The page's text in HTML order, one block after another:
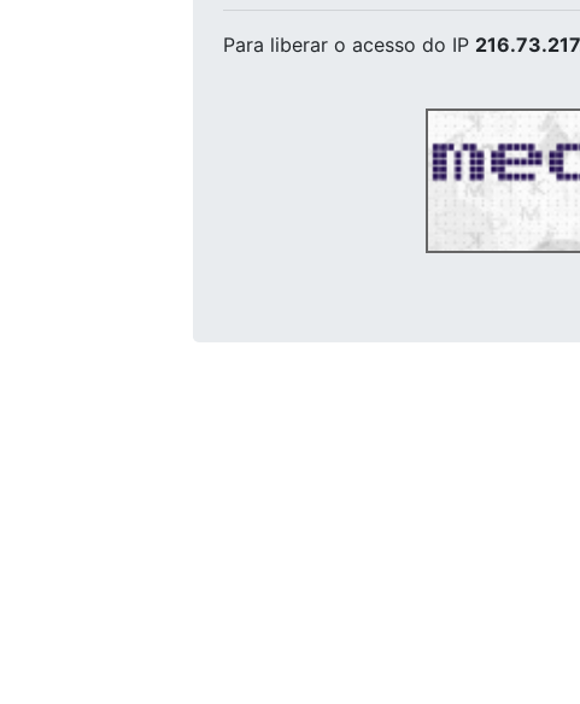
Para liberar o acesso do IP